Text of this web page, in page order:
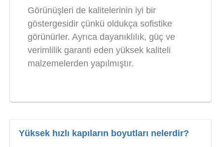
Görünüşleri de kalitelerinin iyi bir
göstergesidir çünkü oldukça sofistike
görünürler. Ayrıca dayanıklılık, güç ve
verimlilik garanti eden yüksek kaliteli
malzemelerden yapılmıştır.
Yüksek hızlı kapıların boyutları nelerdir?